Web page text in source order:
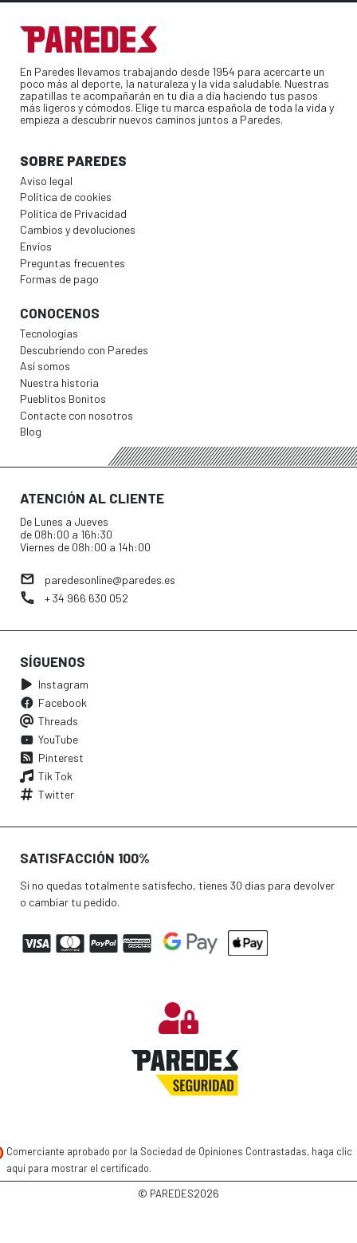
En Paredes llevamos trabajando desde 1954 para acercarte un
poco más al deporte, la naturaleza y la vida saludable. Nuestras
zapatillas te acompañarán en tu día a día haciendo tus pasos
más ligeros y cómodos. Elige tu marca española de toda la vida y
empieza a descubrir nuevos caminos juntos a Paredes.
SOBRE PAREDES
Aviso legal
Política de cookies
Política de Privacidad
Cambios y devoluciones
Envíos
Preguntas frecuentes
Formas de pago
CONOCENOS
Tecnologías
Descubriendo con Paredes
Así somos
Nuestra historia
Pueblitos Bonitos
Contacte con nosotros
Blog
ATENCIÓN AL CLIENTE
De Lunes a Jueves
de 08h:00 a 16h:30
Viernes de 08h:00 a 14h:00
paredesonline@paredes.es
+ 34 966 630 052
SÍGUENOS
Instagram
Facebook
Threads
YouTube
Pinterest
Tik Tok
Twitter
SATISFACCIÓN 100%
Si no quedas totalmente satisfecho, tienes 30 días para devolver
o cambiar tu pedido.
Comerciante aprobado por la Sociedad de Opiniones Contrastadas, haga clic
aquí para mostrar el certificado.
© PAREDES2026